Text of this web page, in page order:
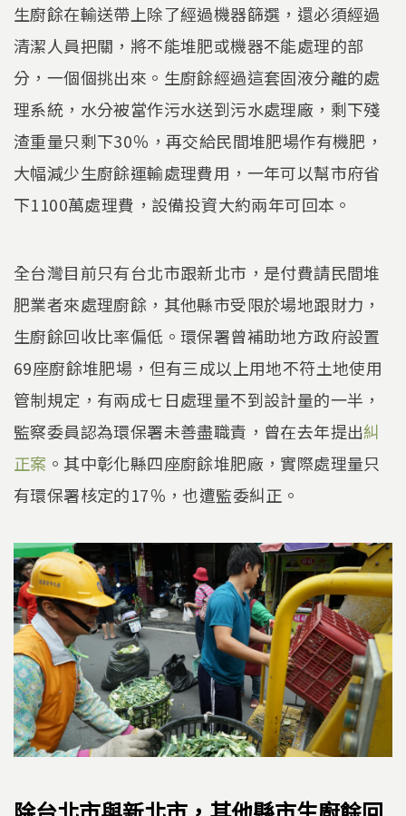
生廚餘在輸送帶上除了經過機器篩選，還必須經過
清潔人員把關，將不能堆肥或機器不能處理的部
分，一個個挑出來。生廚餘經過這套固液分離的處
理系統，水分被當作污水送到污水處理廠，剩下殘
渣重量只剩下30％，再交給民間堆肥場作有機肥，
大幅減少生廚餘運輸處理費用，一年可以幫市府省
下1100萬處理費，設備投資大約兩年可回本。
全台灣目前只有台北市跟新北市，是付費請民間堆
肥業者來處理廚餘，其他縣市受限於場地跟財力，
生廚餘回收比率偏低。環保署曾補助地方政府設置
69座廚餘堆肥場，但有三成以上用地不符土地使用
管制規定，有兩成七日處理量不到設計量的一半，
監察委員認為環保署未善盡職責，曾在去年提出糾
正案 。其中彰化縣四座廚餘堆肥廠，實際處理量只
有環保署核定的17％，也遭監委糾正。